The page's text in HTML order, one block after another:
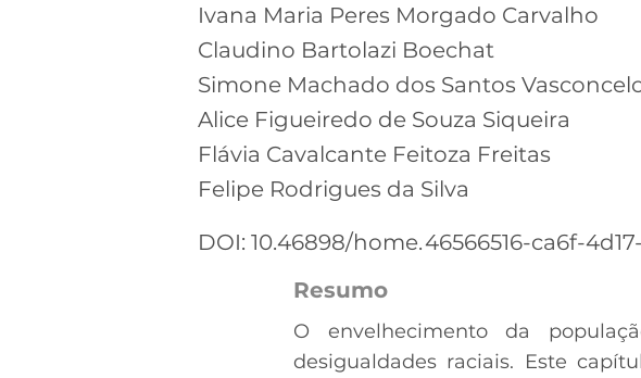
Ivana Maria Peres Morgado Carvalho
Claudino Bartolazi Boechat
Simone Machado dos Santos
Alice Figueiredo de Souza Siqueira
Flávia Cavalcante Feitoza Freitas
Felipe Rodrigues da Silva
DOI: 10.46898/home.46566516-ca6f-
Resumo
O envelhecimento da
desigualdades raciais. Este